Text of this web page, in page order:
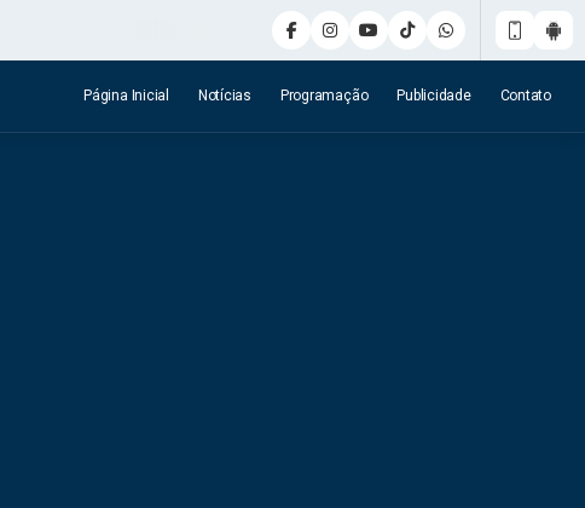
Página Inicial Notícias Programação Publicidade Contato